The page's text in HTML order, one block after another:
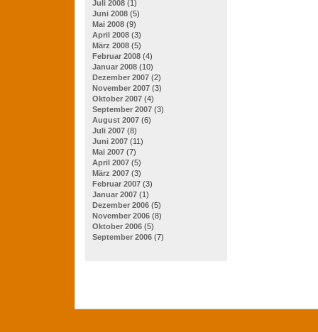
Juli 2008 (1)
Juni 2008 (5)
Mai 2008 (9)
April 2008 (3)
März 2008 (5)
Februar 2008 (4)
Januar 2008 (10)
Dezember 2007 (2)
November 2007 (3)
Oktober 2007 (4)
September 2007 (3)
August 2007 (6)
Juli 2007 (8)
Juni 2007 (11)
Mai 2007 (7)
April 2007 (5)
März 2007 (3)
Februar 2007 (3)
Januar 2007 (1)
Dezember 2006 (5)
November 2006 (8)
Oktober 2006 (5)
September 2006 (7)